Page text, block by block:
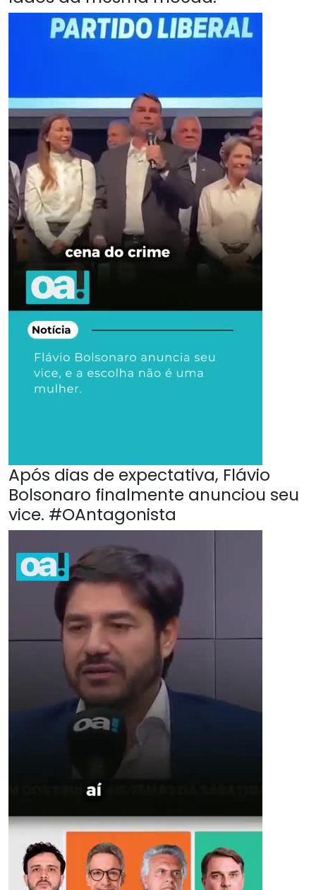
Após dias de expectativa, Flávio
Bolsonaro finalmente anunciou seu
vice. #OAntagonista